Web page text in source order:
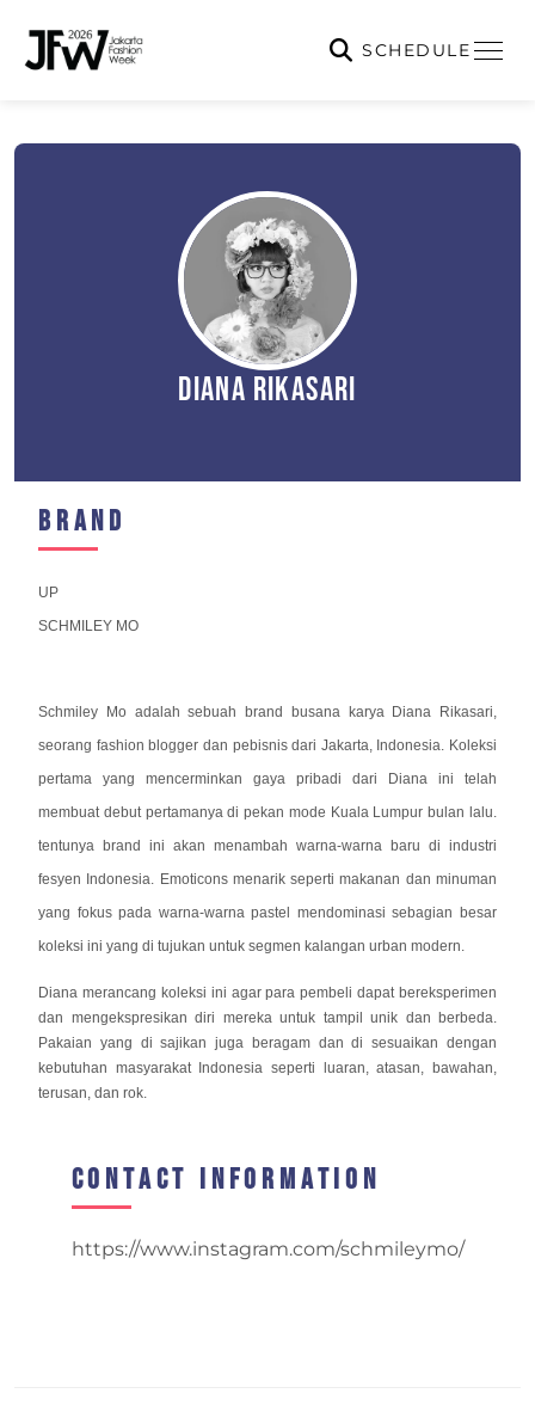
SCHEDULE
Diana Rikasari
Brand
UP
SCHMILEY MO
Schmiley Mo adalah sebuah brand busana karya Diana Rikasari,
seorang fashion blogger dan pebisnis dari Jakarta, Indonesia. Koleksi
pertama yang mencerminkan gaya pribadi dari Diana ini telah
membuat debut pertamanya di pekan mode Kuala Lumpur bulan lalu.
tentunya brand ini akan menambah warna-warna baru di industri
fesyen Indonesia. Emoticons menarik seperti makanan dan minuman
yang fokus pada warna-warna pastel mendominasi sebagian besar
koleksi ini yang di tujukan untuk segmen kalangan urban modern.
Diana merancang koleksi ini agar para pembeli dapat bereksperimen
dan mengekspresikan diri mereka untuk tampil unik dan berbeda.
Pakaian yang di sajikan juga beragam dan di sesuaikan dengan
kebutuhan masyarakat Indonesia seperti luaran, atasan, bawahan,
terusan, dan rok.
Contact Information
https://www.instagram.com/schmileymo/